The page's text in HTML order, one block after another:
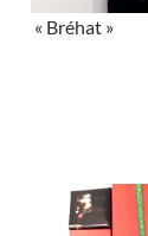
« Bréhat »